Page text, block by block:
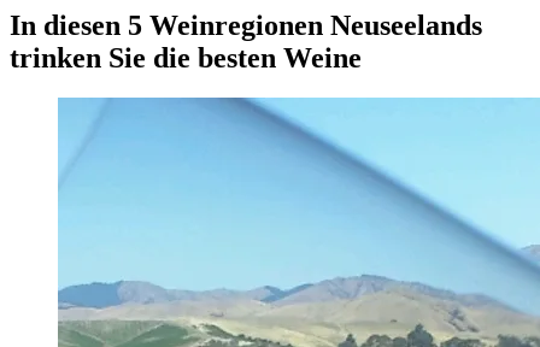
In diesen 5 Weinregionen Neuseelands
trinken Sie die besten Weine